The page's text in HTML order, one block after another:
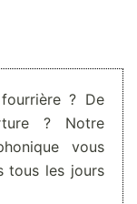
? De
? Notre
vous
tous les jours